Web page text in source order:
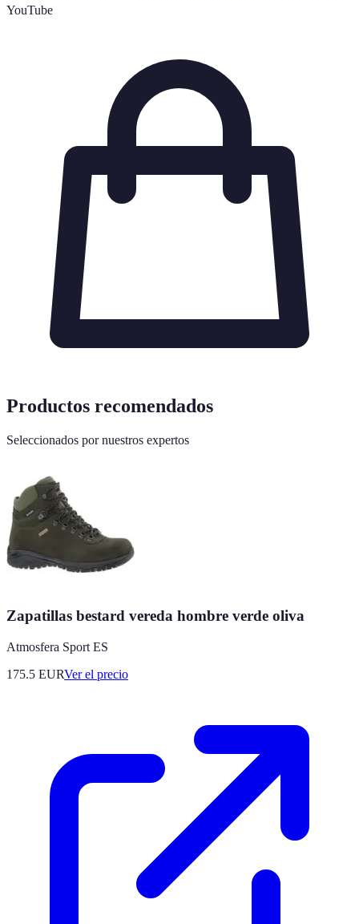
YouTube
Productos recomendados
Seleccionados por nuestros expertos
Zapatillas bestard vereda hombre verde oliva
Atmosfera Sport ES
175.5 EURVer el precio